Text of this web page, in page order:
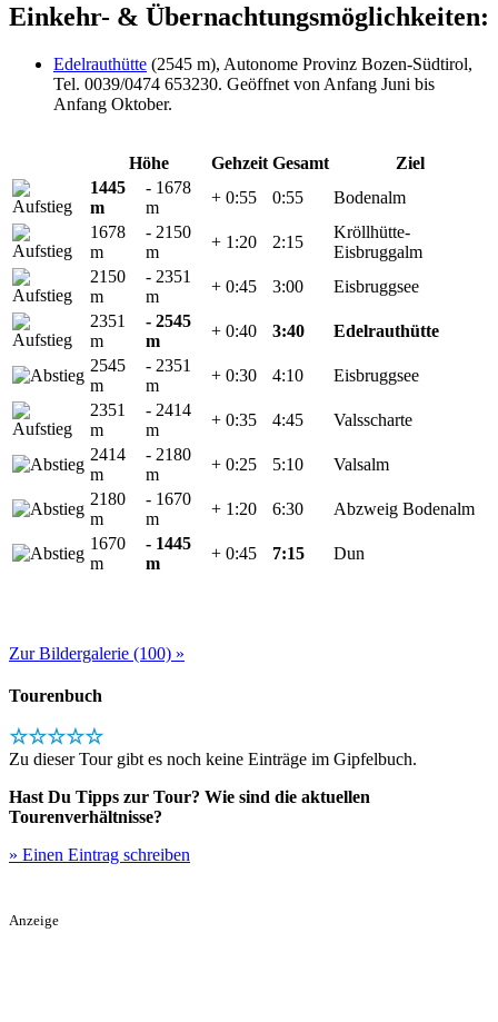
Einkehr- & Übernachtungsmöglichkeiten:
Edelrauthütte (2545 m), Autonome Provinz Bozen-Südtirol,
Tel. 0039/0474 653230. Geöffnet von Anfang Juni bis
Anfang Oktober.
Höhe Gehzeit Gesamt
Ziel
1445
m
- 1678
m
+ 0:55 0:55
Bodenalm
1678
m
- 2150
m
+ 1:20 2:15
Kröllhütte-
Eisbruggalm
2150
m
- 2351
m
+ 0:45 3:00
Eisbruggsee
2351
m
- 2545
m
+ 0:40 3:40
Edelrauthütte
2545
m
- 2351
m
+ 0:30 4:10
Eisbruggsee
2351
m
- 2414
m
+ 0:35 4:45
Valsscharte
2414
m
- 2180
m
+ 0:25 5:10
Valsalm
2180
m
- 1670
m
+ 1:20 6:30
Abzweig Bodenalm
1670
m
- 1445
m
+ 0:45 7:15 Dun
Zur Bildergalerie (100) »
Tourenbuch
☆☆☆☆☆
Zu dieser Tour gibt es noch keine Einträge im Gipfelbuch.
Hast Du Tipps zur Tour? Wie sind die aktuellen
Tourenverhältnisse?
» Einen Eintrag schreiben
Anzeige